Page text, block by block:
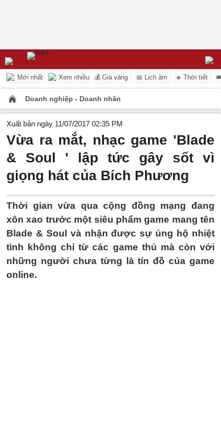
Mới nhất Xem nhiều 💰 Giá vàng 📅 Lịch âm ☀️ Thời tiết
Doanh nghiệp - Doanh nhân
Xuất bản ngày 11/07/2017 02:35 PM
Vừa ra mắt, nhạc game 'Blade
& Soul ' lập tức gây sốt vì
giọng hát của Bích Phương
Thời gian vừa qua cộng đồng mạng đang
xôn xao trước một siêu phẩm game mang tên
Blade & Soul và nhận được sự ủng hộ nhiệt
tình không chỉ từ các game thủ mà còn với
những người chưa từng là tín đồ của game
online.